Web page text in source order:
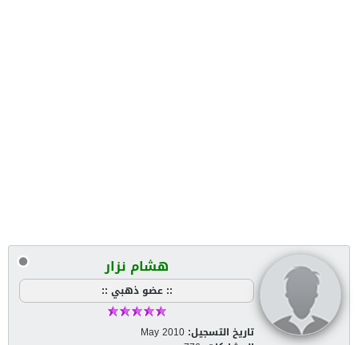
هشام نزار
:: عضو ذهبي ::
تاريخ التسجيل: May 2010